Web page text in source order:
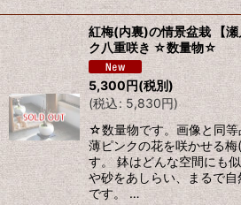
紅梅(内裏)の情景盆栽 【
ク八重咲き ☆数量物☆
5,300円(税別)
(税込: 5,830円)
☆数量物です。画像と同
薄ピンクの花を咲かせる
す。 鉢はどんな空間にも
や砂をあしらい、まるで
です。 …